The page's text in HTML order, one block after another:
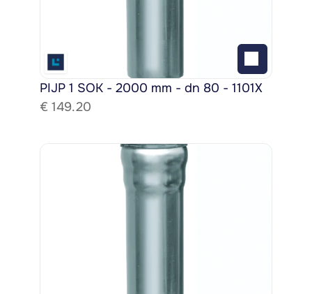
PIJP 1 SOK - 2000 mm - dn 80 - 1101X
€ 149.20